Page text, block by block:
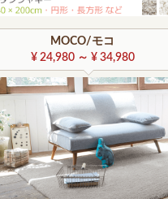
MOCO/モコ
¥ 24,980 ～ ¥ 34,980